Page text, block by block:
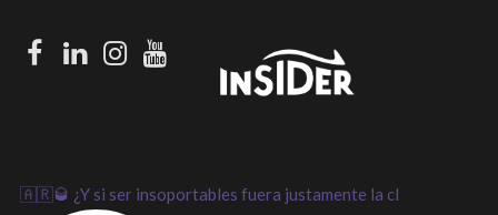
Facebook
LinkedIn
Instagram
Youtube
🇦🇷🥃 ¿Y si ser insoportables fuera justamente la cl